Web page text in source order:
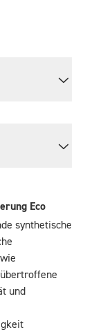
Eco
synthetische
und